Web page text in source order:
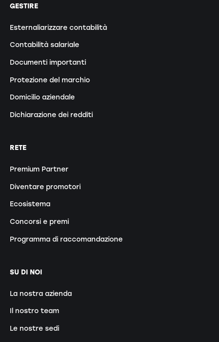
GESTIRE
Esternaliarizzare contabilità
Contabilità salariale
Documenti importanti
Protezione del marchio
Domicilio aziendale
Dichiarazione dei redditi
RETE
Premium Partner
Diventare promotori
Ecosistema
Concorsi e premi
Programma di raccomandazione
SU DI NOI
La nostra azienda
Il nostro team
Le nostre sedi